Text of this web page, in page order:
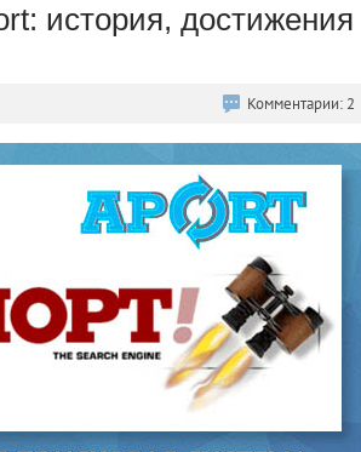
история, достижения
Комментарии: 2